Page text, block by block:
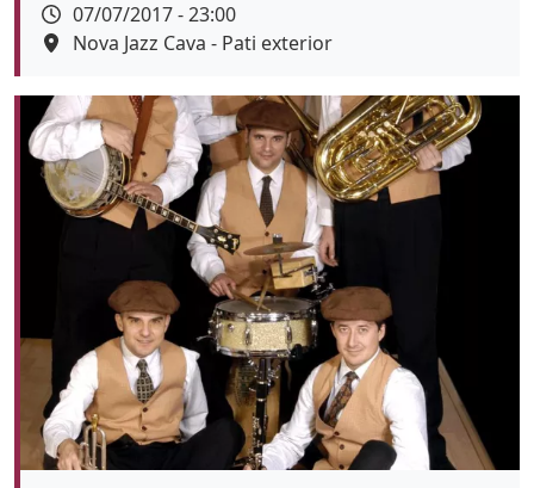
Data
07/07/2017 - 23:00
Espai
Nova Jazz Cava - Pati exterior